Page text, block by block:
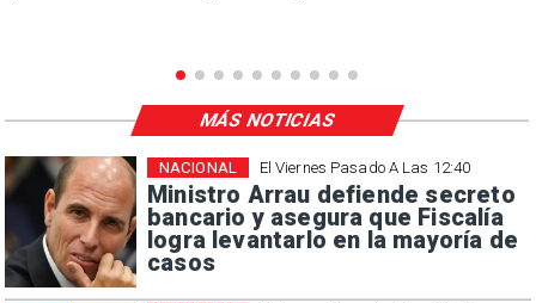
El Viernes Pasado A Las 12:40
Ministro Arrau defiende secreto
bancario y asegura que Fiscalía
logra levantarlo en la mayoría de
casos
NACIONAL
MÁS NOTICIAS